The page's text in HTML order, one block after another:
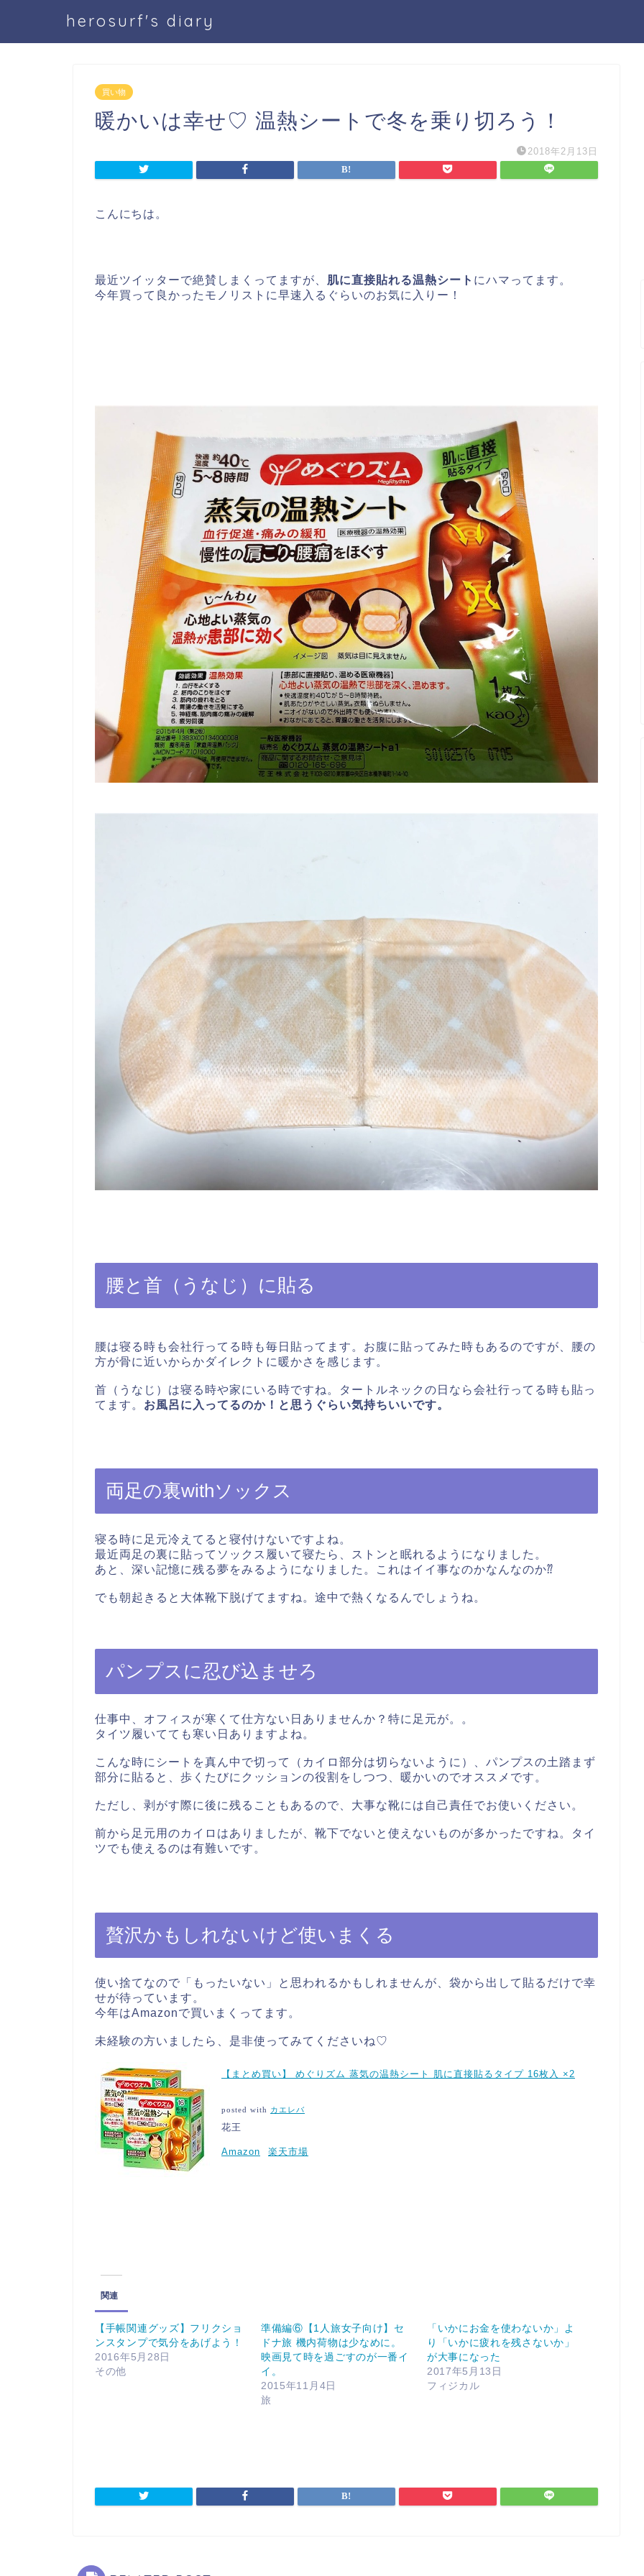
herosurf's diary
買い物
暖かいは幸せ♡ 温熱シートで冬を乗り切ろう！
2018年2月13日
こんにちは。
最近ツイッターで絶賛しまくってますが、 肌に直接貼れる温熱シート にハマってます。
今年買って良かったモノリストに早速入るぐらいのお気に入りー！
腰と首（うなじ）に貼る
腰は寝る時も会社行ってる時も毎日貼ってます。お腹に貼ってみた時もあるのですが、腰の
方が骨に近いからかダイレクトに暖かさを感じます。
首（うなじ）は寝る時や家にいる時ですね。タートルネックの日なら会社行ってる時も貼っ
てます。 お風呂に入ってるのか！と思うぐらい気持ちいいです。
両足の裏withソックス
寝る時に足元冷えてると寝付けないですよね。
最近両足の裏に貼ってソックス履いて寝たら、ストンと眠れるようになりました。
あと、深い記憶に残る夢をみるようになりました。これはイイ事なのかなんなのか⁇
でも朝起きると大体靴下脱げてますね。途中で熱くなるんでしょうね。
パンプスに忍び込ませろ
仕事中、オフィスが寒くて仕方ない日ありませんか？特に足元が。。
タイツ履いてても寒い日ありますよね。
こんな時にシートを真ん中で切って（カイロ部分は切らないように）、パンプスの土踏まず
部分に貼ると、歩くたびにクッションの役割をしつつ、暖かいのでオススメです。
ただし、剥がす際に後に残ることもあるので、大事な靴には自己責任でお使いください。
前から足元用のカイロはありましたが、靴下でないと使えないものが多かったですね。タイ
ツでも使えるのは有難いです。
贅沢かもしれないけど使いまくる
使い捨てなので「もったいない」と思われるかもしれませんが、袋から出して貼るだけで幸
せが待っています。
今年はAmazonで買いまくってます。
未経験の方いましたら、是非使ってみてくださいね♡
【まとめ買い】 めぐりズム 蒸気の温熱シート 肌に直接貼るタイプ 16枚入 ×2
posted with カエレバ
花王
Amazon 楽天市場
関連
【手帳関連グッズ】フリクショ
ンスタンプで気分をあげよう！
2016年5月28日
その他
準備編⑥【1人旅女子向け】セ
ドナ旅 機内荷物は少なめに。
映画見て時を過ごすのが一番イ
イ。
2015年11月4日
旅
「いかにお金を使わないか」よ
り「いかに疲れを残さないか」
が大事になった
2017年5月13日
フィジカル